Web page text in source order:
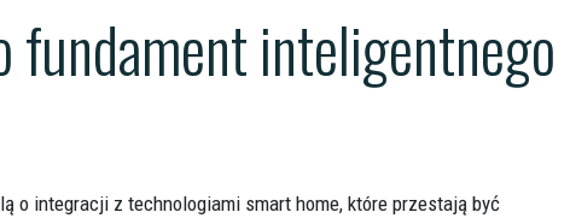
fundament inteligentnego
o integracji z technologiami smart home, które przestają być